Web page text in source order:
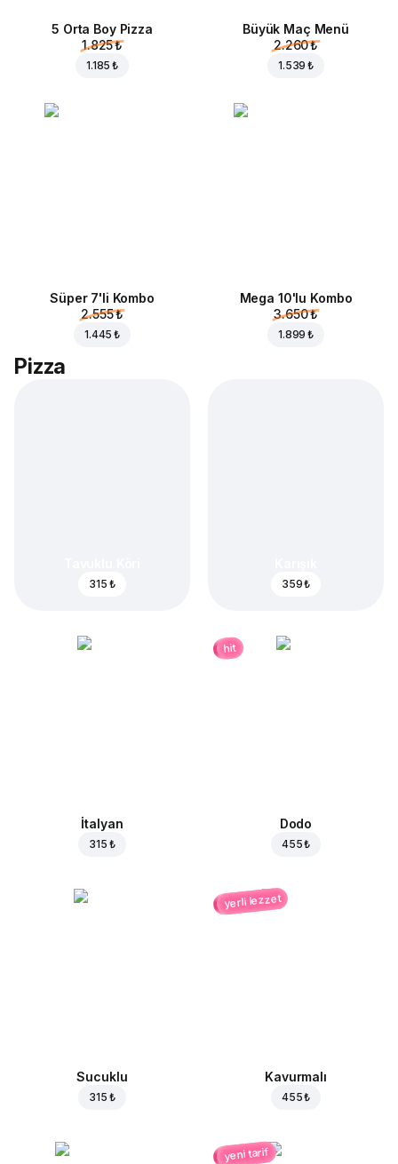
5 Orta Boy Pizza
1.825 ₺
1.185 ₺
Büyük Maç Menü
2.260 ₺
1.539 ₺
Süper 7'li Kombo
2.555 ₺
1.445 ₺
Mega 10'lu Kombo
3.650 ₺
1.899 ₺
Pizza
315 ₺ 359 ₺
İtalyan
315 ₺
hit
Dodo
455 ₺
Sucuklu
315 ₺
yerli lezzet
Kavurmalı
455 ₺
yeni tarif